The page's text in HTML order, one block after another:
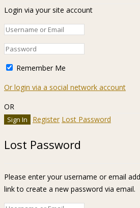
Login via your site account
Remember Me
Or login via a social network account
OR
Register Lost Password
Lost Password
Please enter your username or email
link to create a new password via email.